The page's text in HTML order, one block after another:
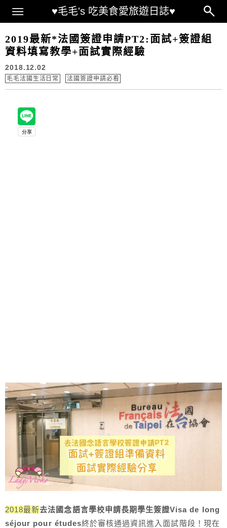
♥毛毛's 吃美食愛旅遊日誌♥
Main Menu
2019最新*法國簽證申請PT2:面試+簽證組
資料填寫教學+面試實際經驗
2018.12.02
毛毛法國生活日常 法國簽證申請必看
2018最新去法國念語言學校申請長期學生簽證Visa de long
séjour pour études終於審核通過資訊進入面試階段！現在